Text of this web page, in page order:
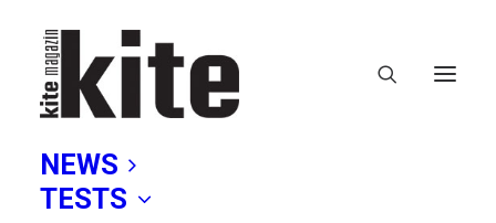
NEWS
TESTS